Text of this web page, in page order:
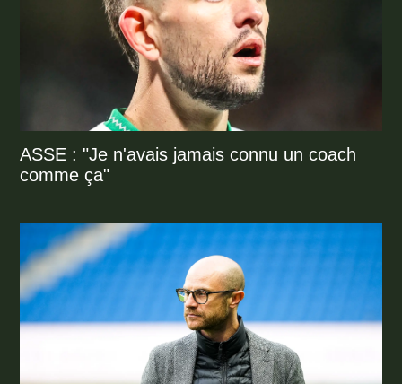
ASSE : "Je n'avais jamais connu un coach
comme ça"